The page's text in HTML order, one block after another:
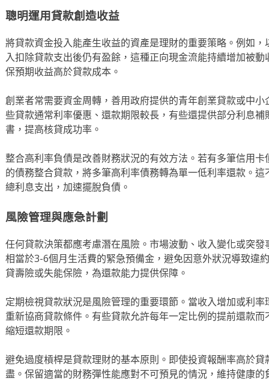
聰明運用貸款創造收益
將貸款資金投入能產生收益的資產是理財的重要策略。例如
入扣除貸款支出後仍有盈餘，這種正向現金流能持續增加被
保預期收益高於貸款成本。
創業者常需要資金周轉，善用政府提供的青年創業貸款或中
些貸款通常利率優惠、還款期限較長，有些還提供部分利息
書，提高核貸成功率。
整合高利率負債是改善財務狀況的有效方法。若有多筆信用
的債務整合貸款，將多筆高利率債務轉為單一低利率還款。
總利息支出，加速擺脫負債。
風險管理與應急計劃
任何貸款決策都應考慮潛在風險。市場波動、收入變化或突
相當於3-6個月生活費的緊急預備金，避免因意外狀況導致違
貸壽險或失能保險，為還款能力提供保障。
定期檢視貸款狀況是風險管理的重要環節。當收入增加或利
重新協商貸款條件。有些貸款允許每年一定比例的提前還款
縮短還款期限。
避免過度槓桿是貸款理財的基本原則。即使投資報酬率高於
盡。保留適當的財務彈性能應對不可預見的情況，維持健康